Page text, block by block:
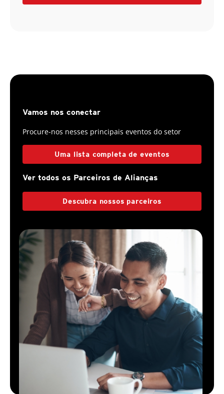
Vamos nos conectar
Procure-nos nesses principais eventos do setor
Uma lista completa de eventos
Ver todos os Parceiros de Alianças
Descubra nossos parceiros